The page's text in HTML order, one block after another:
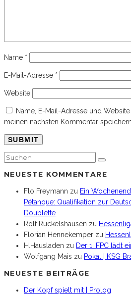
Name *
E-Mail-Adresse *
Website
Name, E-Mail-Adresse und
meinen nächsten Kommentar speichern.
NEUESTE KOMMENTARE
Flo Freymann zu Ein
Pétanque: Qualifikation zur
Doublette
Rolf Ruckelshausen zu
Florian Hennekemper zu
H.Hausladen zu Der 1. FPC lädt
Wolfgang Mais zu Pokal | KSG
NEUESTE BEITRÄGE
Der Kopf spielt mit | Prolog